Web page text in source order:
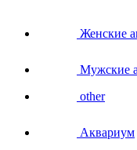
Женские
Мужские
other
Аквариум